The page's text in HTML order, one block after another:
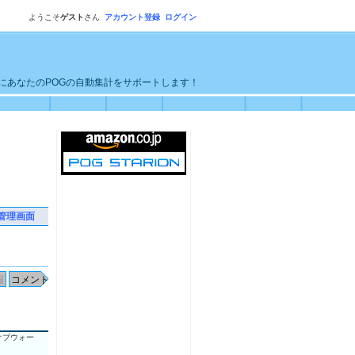
ようこそゲスト さん アカウント登録 ログイン
なたのPOGの自動集計をサポートします！
理画面
ブウォー